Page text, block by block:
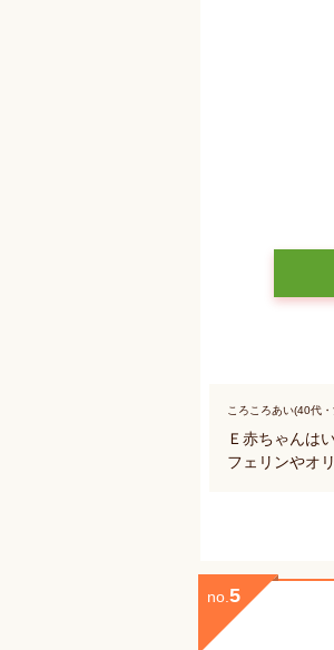
ころころあい(40代
Ｅ赤ちゃんは
フェリンやオ
no. 5